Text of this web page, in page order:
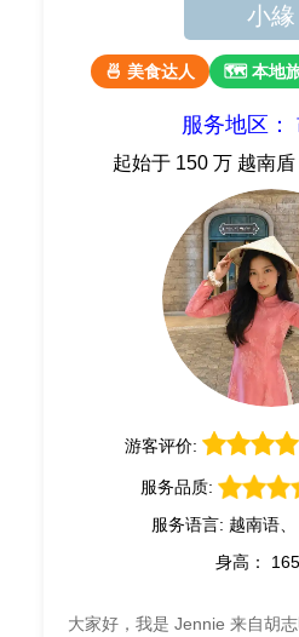
小緣
🍜 美食达人 🗺 本地
服务地区：
起始于 150 万 越南盾
游客评价:
服务品质:
服务语言: 越南语
身高：
大家好，我是 Jennie 来自胡